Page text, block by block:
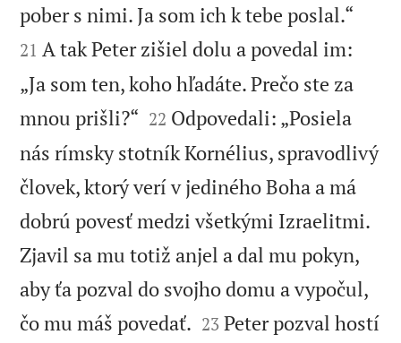
pober s nimi. Ja som ich k tebe poslal.“
21 A tak Peter zišiel dolu a povedal im:
„Ja som ten, koho hľadáte. Prečo ste za
mnou prišli?“ 

22 Odpovedali: „Posiela
nás rímsky stotník Kornélius, spravodlivý
človek, ktorý verí v jediného Boha a má
dobrú povesť medzi všetkými Izraelitmi.
Zjavil sa mu totiž anjel a dal mu pokyn,
aby ťa pozval do svojho domu a vypočul,
čo mu máš povedať. 

23 Peter pozval hostí